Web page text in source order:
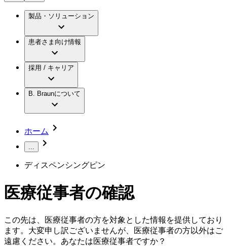
メンテナンスプログラム
国内の修理サービスセンター
手術器具の管理、再生処理工程の業務改善
製品・診療領域
歯科
低侵襲手術 （内視鏡外科手術）
手術用鋼製器具と滅菌コンテナーシステム
縫合糸 / 皮膚用接着剤
創傷ケア
ソリューション
製品・診療領域
腰椎椎間板ヘルニアについて
水頭症について
慢性創傷の治癒
アクトリーン ハイライト カテ
アクトリーン ハイライト セット
疾患・症状
ビー・ブラウンエースクラップ株式会社の
ビー・ブラウンエースクラップ株式会社の
会社概要
報
要
キャリア（B. Braunで働くということ）
キャリア（B. Braunで働くということ）
ビジョンとバリュー
ブランド
ついて
イノベーション
私たちの責任
お問合せ
お問合せフォーム
取材・撮影のお申込み
ニューススペース
ニュースリリース
医療従事者さま向けニュース
製品・ソリューション
患者さま向け情報
採用 / キャリア
B. Braunについて
ホーム
...
ディスペンシングピン
医療従事者の確認
この先は、医療従事者の方を対象とした情報を提供しており
ます。大変申し訳ございませんが、医療従事者の方以外はご
遠慮ください。あなたは医療従事者ですか？